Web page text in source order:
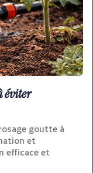
éviter
goutte à
et
efficace et